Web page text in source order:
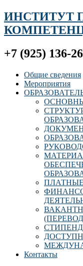
ИНСТИТУТ
+7 (925) 136-
Общие сведения
Мероприятия
Контакты